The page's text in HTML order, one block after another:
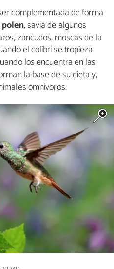
complementada de forma
, savia de algunos
zancudos, moscas de la
el colibrí se tropieza
los encuentra en las
la base de su dieta y,
omnívoros.